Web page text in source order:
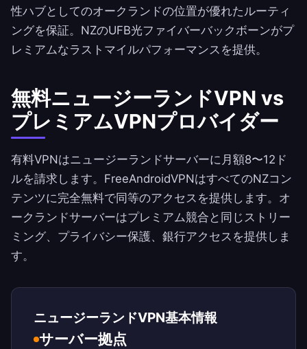
性ハブとしてのオークランドの位置が優れたルーティ
ングを保証。NZのUFB光ファイバーバックボーンがプ
レミアムなラストマイルパフォーマンスを提供。
無料ニュージーランドVPN vs
プレミアムVPNプロバイダー
有料VPNはニュージーランドサーバーに月額8〜12ド
ルを請求します。 FreeAndroidVPNはすべてのNZコン
テンツに完全無料で同等のアクセスを提供します。オ
ークランドサーバーはプレミアム競合と同じストリー
ミング、プライバシー保護、銀行アクセスを提供しま
す。
ニュージーランドVPN基本情報
サーバー拠点